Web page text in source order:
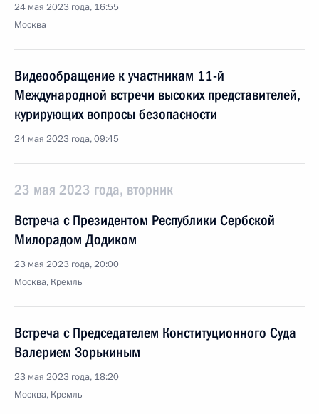
24 мая 2023 года, 16:55
Москва
Видеообращение к участникам 11-й
Международной встречи высоких представителей,
курирующих вопросы безопасности
24 мая 2023 года, 09:45
23 мая 2023 года, вторник
Встреча с Президентом Республики Сербской
Милорадом Додиком
23 мая 2023 года, 20:00
Москва, Кремль
Встреча с Председателем Конституционного Суда
Валерием Зорькиным
23 мая 2023 года, 18:20
Москва, Кремль